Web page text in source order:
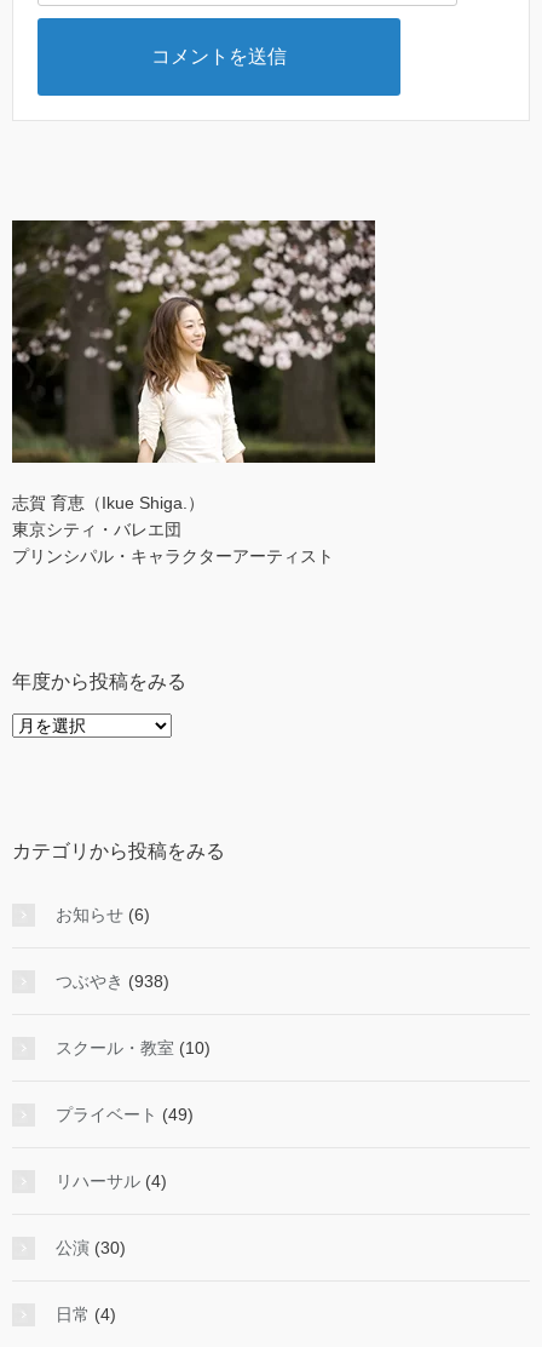
志賀 育恵（Ikue Shiga.）
東京シティ・バレエ団
プリンシパル・キャラクターアーティスト
年度から投稿をみる
年
稿
み
カテゴリから投稿をみる
お知らせ (6)
つぶやき (938)
スクール・教室 (10)
プライベート (49)
リハーサル (4)
公演 (30)
日常 (4)